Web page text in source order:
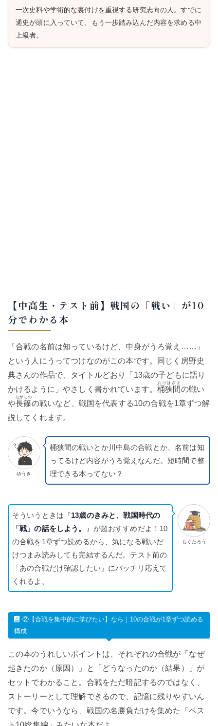
一次史料や学術的な裏付けを重視する研究志向の人。すでに
通史が頭に入っていて、もう一歩踏み込んだ内容を求める中
上級者。
【中高生・テスト前】戦国の「戦い」が10
分でわかる本
「合戦の名前は知っているけど、中身がうろ覚え……」
という人にうってつけなのがこの本です。同じく房野史
典さんの作品で、タイトルどおり「13歳の子どもに語り
かけるように」やさしく書かれています。桶狭間
おけはざま
の戦い
や長篠
ながしの
の戦いなど、戦国を代表する10の合戦を1章ずつ解
説してくれます。
ゆうき
桶狭間の戦いとか川中島の合戦とか、名前は知
ってるけど内容がうろ覚えなんだ。短時間で整
理できる本ってない？
もぐたろう
そういうときは『13歳のきみと、戦国時代の
「戦」の話をしよう。
』が超おすすめだよ！10
の合戦を1章ずつ読めるから、気になる戦いだ
けつまみ読みしても完結するんだ。テスト前の
「あの合戦だけ確認したい」にバッチリ応えて
くれるよ。
②【合戦を集中的に学びたい】なら｜10の合戦が1章ずつ読める
構成
この本のうれしいポイントは、それぞれの合戦が「なぜ
起きたのか（原因）」と「どうなったのか（結果）」が
セットでわかること。合戦をただ暗記するのではなく、
ストーリーとして理解できるので、記憶に残りやすいん
です。今でいうなら、戦国の名勝負だけを集めた「ベス